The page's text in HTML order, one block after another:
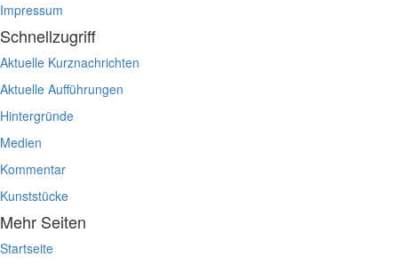
Impressum
Schnellzugriff
Aktuelle Kurznachrichten
Aktuelle Aufführungen
Hintergründe
Medien
Kommentar
Kunststücke
Mehr Seiten
Startseite